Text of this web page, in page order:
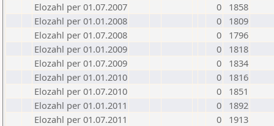
Elozahl per 01.07.2007
0
1858
Elozahl per 01.01.2008
0
1809
Elozahl per 01.07.2008
0
1796
Elozahl per 01.01.2009
0
1818
Elozahl per 01.07.2009
0
1834
Elozahl per 01.01.2010
0
1816
Elozahl per 01.07.2010
0
1851
Elozahl per 01.01.2011
0
1892
Elozahl per 01.07.2011
0
1913